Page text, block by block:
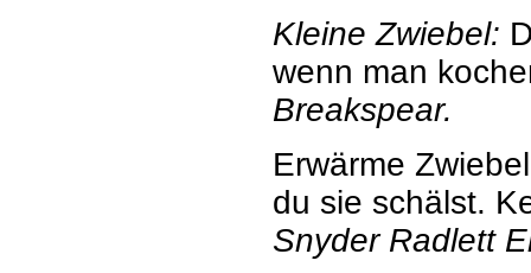
Kleine Zwiebel:
wenn man
Breakspear.
Erwärme
du sie schälst.
Snyder Radlett